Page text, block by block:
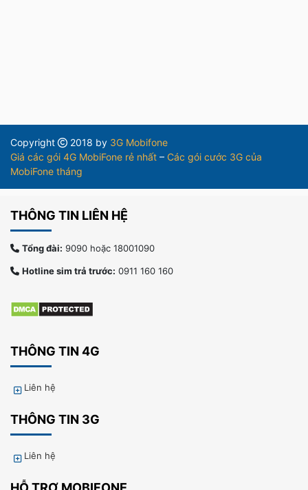
Copyright 2018 by 3G Mobifone
Giá các gói 4G MobiFone rẻ nhất – Các gói cước 3G của
MobiFone tháng
THÔNG TIN LIÊN HỆ
Tổng đài: 9090 hoặc 18001090
Hotline sim trả trước: 0911 160 160
THÔNG TIN 4G
Liên hệ
THÔNG TIN 3G
Liên hệ